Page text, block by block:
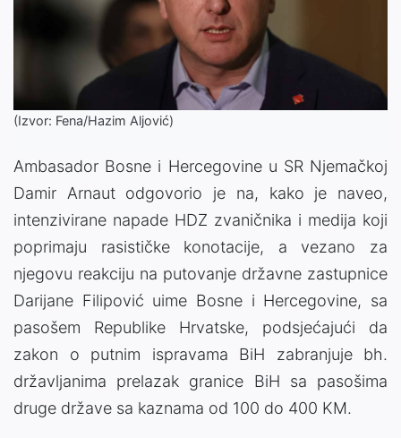
(Izvor: Fena/Hazim Aljović)
Ambasador Bosne i Hercegovine u SR Njemačkoj
Damir Arnaut odgovorio je na, kako je naveo,
intenzivirane napade HDZ zvaničnika i medija koji
poprimaju rasističke konotacije, a vezano za
njegovu reakciju na putovanje državne zastupnice
Darijane Filipović uime Bosne i Hercegovine, sa
pasošem Republike Hrvatske, podsjećajući da
zakon o putnim ispravama BiH zabranjuje bh.
državljanima prelazak granice BiH sa pasošima
druge države sa kaznama od 100 do 400 KM.